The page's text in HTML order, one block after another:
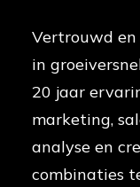
Vertrouwd en
in
20 jaar
marketing,
analyse en
combinaties